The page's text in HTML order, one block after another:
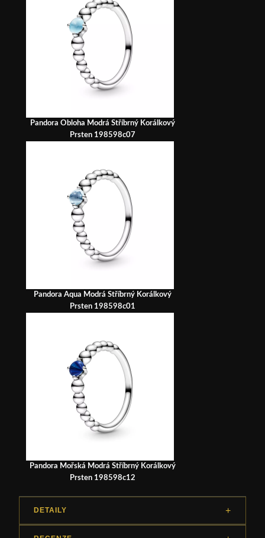
Pandora Obloha Modrá Stříbrný Korálkový
Prsten 198598c07
Pandora Aqua Modrá Stříbrný Korálkový
Prsten 198598c01
Pandora Mořská Modrá Stříbrný Korálkový
Prsten 198598c12
DETAILY